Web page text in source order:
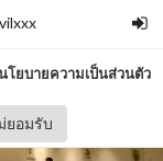
โยบายความเป็นส่วนตัว
ยอมรับ